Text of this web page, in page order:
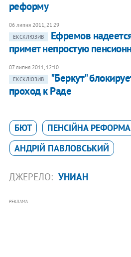
реформу
06 липня 2011, 21:29
ЕКСКЛЮЗИВ
Ефремов
примет непростую
07 липня 2011, 12:10
ЕКСКЛЮЗИВ
"Беркут"
проход к Раде
БЮТ
ПЕНСІЙНА РЕФОРМА
АНДРІЙ ПАВЛОВСЬКИЙ
ДЖЕРЕЛО: УНИАН
РЕКЛАМА